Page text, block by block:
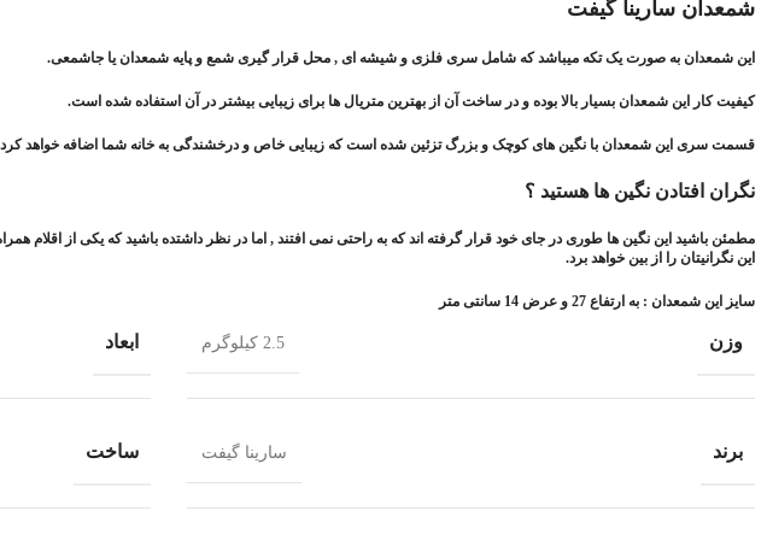
شمعدان سارینا گیفت
این شمعدان به صورت یک تکه میباشد که شامل سری فلزی و شیشه ای , محل قرار گیری شمع و پایه شمعدان یا جاشمعی.
کیفیت کار این شمعدان بسیار بالا بوده و در ساخت آن از بهترین متریال ها برای زیبایی بیشتر در آن استفاده شده است.
قسمت سری این شمعدان با نگین های کوچک و بزرگ تزئین شده است که زیبایی خاص و درخشندگی به خانه شما اضافه خواهد
نگران افتادن نگین ها هستید ؟
مطمئن باشید این نگین ها طوری در جای خود قرار گرفته اند که به راحتی نمی افتند , اما در نظر داشتده باشید که یکی از اقلام
این نگرانیتان را از بین خواهد برد.
سایز این شمعدان : به ارتفاع 27 و عرض 14 سانتی متر
وزن 2.5 کیلوگرم ابعاد
برند سارینا گیفت ساخت